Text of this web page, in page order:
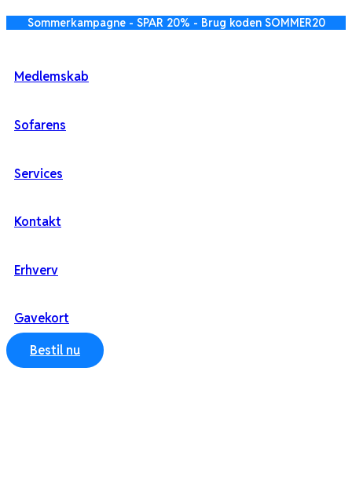
Sommerkampagne - SPAR 20% - Brug koden SOMMER20
Medlemskab
Sofarens
Services
Kontakt
Erhverv
Gavekort
Bestil nu